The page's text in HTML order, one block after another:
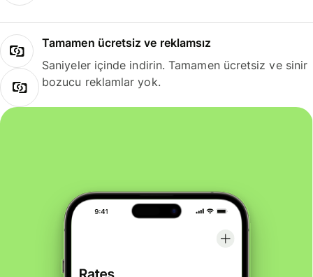
Tamamen ücretsiz ve reklamsız
Saniyeler içinde indirin. Tamamen ücretsiz ve sinir
bozucu reklamlar yok.